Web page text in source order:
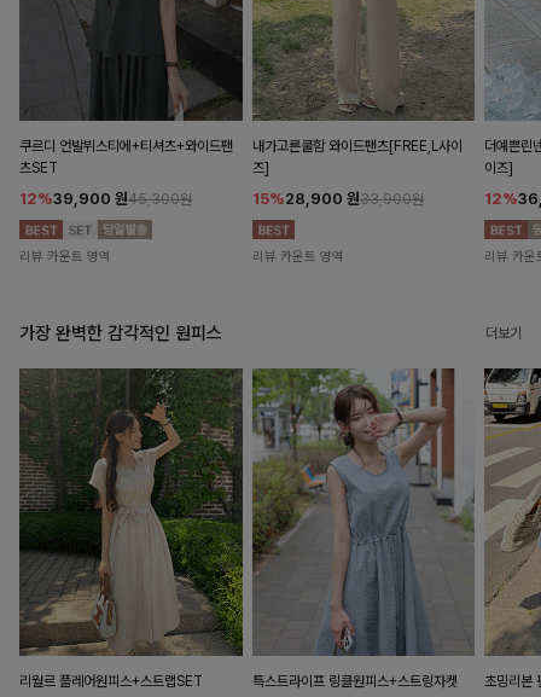
쿠르디 언발뷔스티에+티셔츠+와이드팬
츠SET
12%39,900 원45,300원
리뷰 카운트 영역
내가고른쿨함 와이드팬츠[FREE,L사이
즈]
15%28,900 원33,900원
리뷰 카운트 영역
더예쁜린
이즈]
12%
리뷰 카운
가장 완벽한 감각적인 원피스 더보기
리월르 플레어원피스+스트랩SET
특스트라이프 링클원피스+스트링자켓
초밍리본